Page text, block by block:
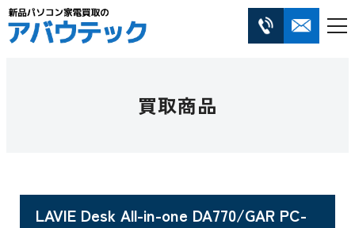
買取商品
LAVIE Desk All-in-one DA770/GAR PC-